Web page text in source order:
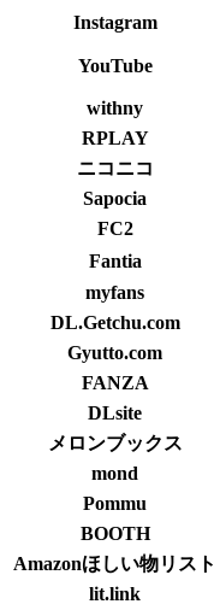
Instagram
YouTube
withny
RPLAY
ニコニコ
Sapocia
FC2
Fantia
myfans
DL.Getchu.com
Gyutto.com
FANZA
DLsite
メロンブックス
mond
Pommu
BOOTH
Amazonほしい物リスト
lit.link